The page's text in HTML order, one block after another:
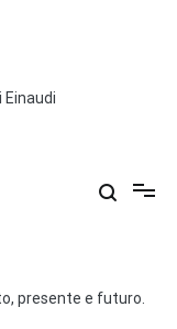
Einaudi
presente e futuro.